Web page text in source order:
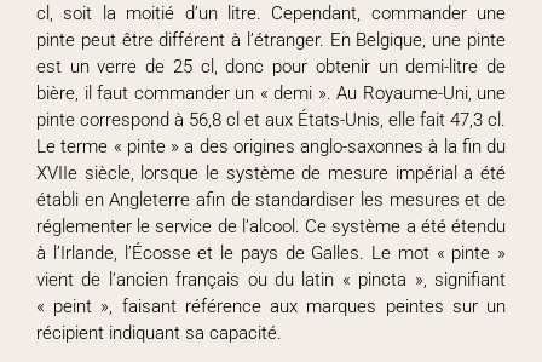
cl, soit la moitié d’un litre. Cependant, commander une
pinte peut être différent à l’étranger. En Belgique, une pinte
est un verre de 25 cl, donc pour obtenir un demi-litre de
bière, il faut commander un « demi ». Au Royaume-Uni, une
pinte correspond à 56,8 cl et aux États-Unis, elle fait 47,3 cl.
Le terme « pinte » a des origines anglo-saxonnes à la fin du
XVIIe siècle, lorsque le système de mesure impérial a été
établi en Angleterre afin de standardiser les mesures et de
réglementer le service de l’alcool. Ce système a été étendu
à l’Irlande, l’Écosse et le pays de Galles. Le mot « pinte »
vient de l’ancien français ou du latin « pincta », signifiant
« peint », faisant référence aux marques peintes sur un
récipient indiquant sa capacité.